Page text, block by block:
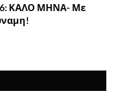
ΚΑΛΟ ΜΗΝΑ- Με